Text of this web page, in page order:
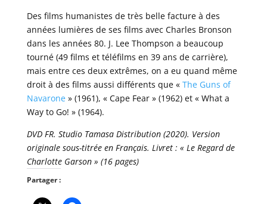
Des films humanistes de très belle facture à des
années lumières de ses films avec Charles Bronson
dans les années 80. J. Lee Thompson a beaucoup
tourné (49 films et téléfilms en 39 ans de carrière),
mais entre ces deux extrêmes, on a eu quand même
droit à des films aussi différents que « The Guns of
Navarone» (1961), « Cape Fear » (1962) et « What a
Way to Go! » (1964).
DVD FR. Studio Tamasa Distribution (2020). Version
originale sous-titrée en Français. Livret : « Le Regard de
Charlotte Garson » (16 pages)
Partager :